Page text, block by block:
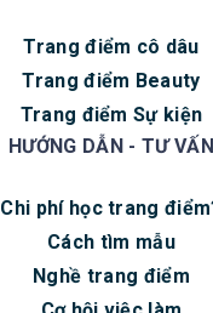
Trang điểm cô dâu
Trang điểm Beauty
Trang điểm Sự kiện
HƯỚNG DẪN - TƯ VẤN
Chi phí học trang
Cách tìm mẫu
Nghề trang điểm